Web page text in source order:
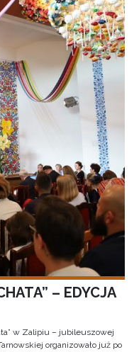
– EDYCJA
w Zalipiu – jubileuszowej
organizowało już po